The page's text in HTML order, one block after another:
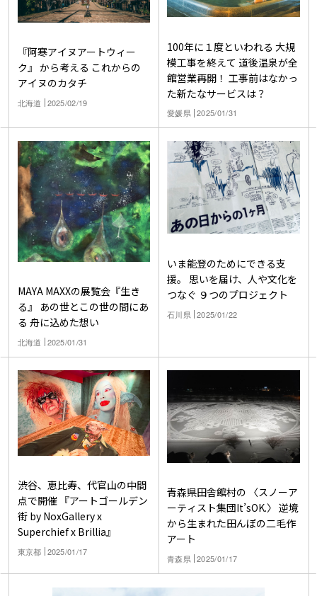
『阿寒アイヌアートウィー
ク』 から考える これからの
アイヌのカタチ
北海道 2025/02/19
100年に１度といわれる 大規
模工事を終えて 道後温泉が全
館営業再開！ 工事前はなかっ
た新たなサービスは？
愛媛県 2025/01/31
MAYA MAXXの展覧会『生き
る』 あの世とこの世の間にあ
る 舟に込めた想い
北海道 2025/01/31
いま能登のためにできる支
援。 思いを届け、人や文化を
つなぐ ９つのプロジェクト
石川県 2025/01/22
渋谷、恵比寿、代官山の中間
点で開催 『アートゴールデン
街 by NoxGallery x
Superchief x Brillia』
東京都 2025/01/17
青森県田舎館村の 〈スノーア
ーティスト集団It’sOK.〉 逆境
から生まれた田んぼの二毛作
アート
青森県 2025/01/17